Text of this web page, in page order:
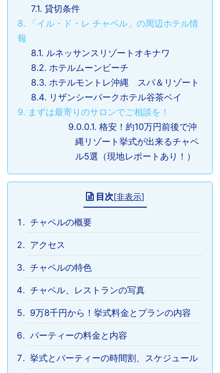
7.1. 貸切条件
8. 「イル・ド・レ チャペル」の周辺ホテル情
報
8.1. ルネッサンスリゾートオキナワ
8.2. ホテルムーンビーチ
8.3. ホテルモントレ沖縄 スパ＆リゾート
8.4. リザンシーパークホテル谷茶ベイ
9. まずは最寄りのサロンでご相談を！
9.0.0.1. 格安！約10万円前後で沖
縄リゾート挙式が出来るチャペ
ル5選（現地レポートあり！）
目次[非表示]
チャペルの概要
アクセス
チャペルの特色
チャペル、レストランの写真
9万8千円から！挙式料金とプランの内容
パーティーの料金と内容
挙式とパーティーの時間割、スケジュール